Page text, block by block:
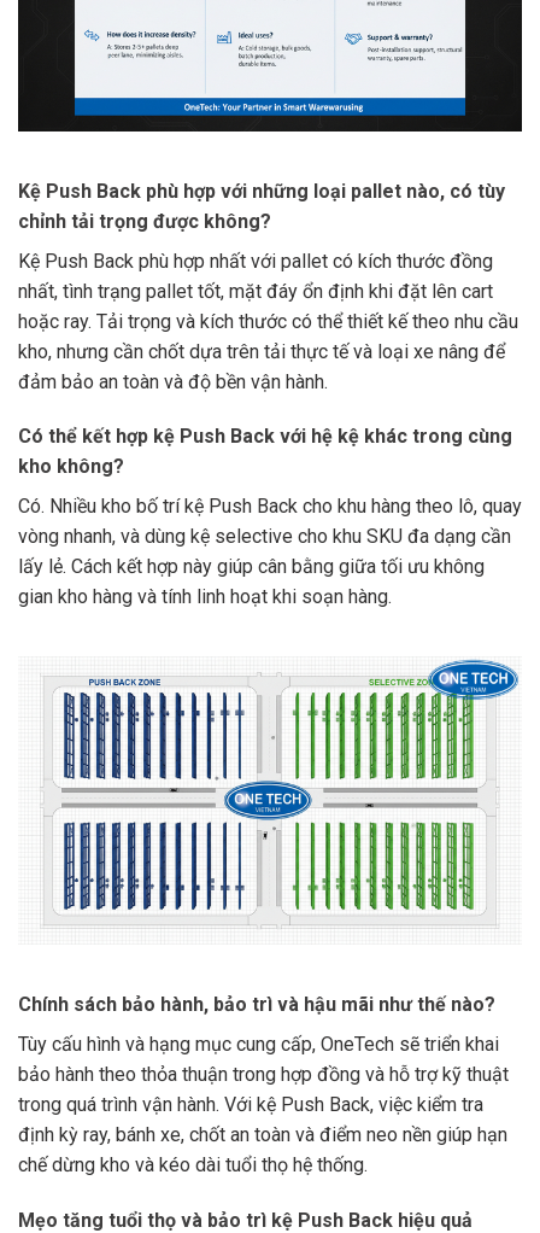
Kệ Push Back phù hợp với những loại pallet nào, có tùy
chỉnh tải trọng được không?
Kệ Push Back phù hợp nhất với pallet có kích thước đồng
nhất, tình trạng pallet tốt, mặt đáy ổn định khi đặt lên cart
hoặc ray. Tải trọng và kích thước có thể thiết kế theo nhu cầu
kho, nhưng cần chốt dựa trên tải thực tế và loại xe nâng để
đảm bảo an toàn và độ bền vận hành.
Có thể kết hợp kệ Push Back với hệ kệ khác trong cùng
kho không?
Có. Nhiều kho bố trí kệ Push Back cho khu hàng theo lô, quay
vòng nhanh, và dùng kệ selective cho khu SKU đa dạng cần
lấy lẻ. Cách kết hợp này giúp cân bằng giữa tối ưu không
gian kho hàng và tính linh hoạt khi soạn hàng.
Chính sách bảo hành, bảo trì và hậu mãi như thế nào?
Tùy cấu hình và hạng mục cung cấp, OneTech sẽ triển khai
bảo hành theo thỏa thuận trong hợp đồng và hỗ trợ kỹ thuật
trong quá trình vận hành. Với kệ Push Back, việc kiểm tra
định kỳ ray, bánh xe, chốt an toàn và điểm neo nền giúp hạn
chế dừng kho và kéo dài tuổi thọ hệ thống.
Mẹo tăng tuổi thọ và bảo trì kệ Push Back hiệu quả